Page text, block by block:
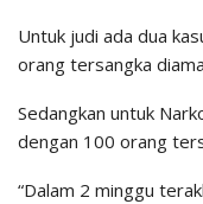
Untuk judi ada dua
orang tersangka
Sedangkan untuk
dengan 100 orang
“Dalam 2 minggu